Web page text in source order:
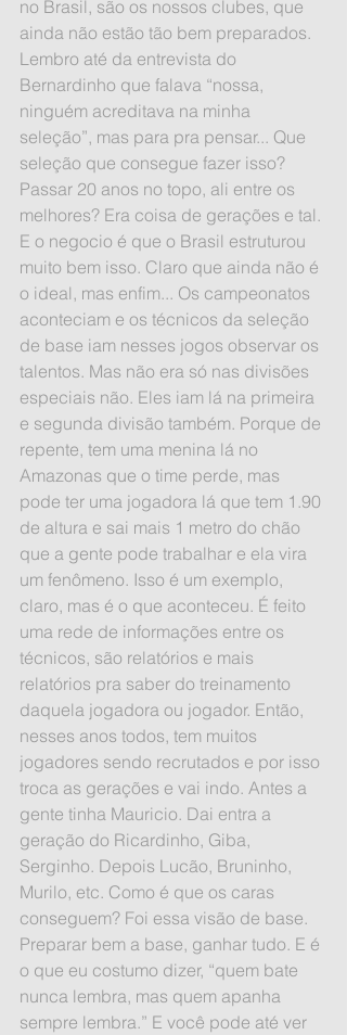
no Brasil, são os nossos clubes, que
ainda não estão tão bem preparados.
Lembro até da entrevista do
Bernardinho que falava “nossa,
ninguém acreditava na minha
seleção”, mas para pra pensar... Que
seleção que consegue fazer isso?
Passar 20 anos no topo, ali entre os
melhores? Era coisa de gerações e tal.
E o negocio é que o Brasil estruturou
muito bem isso. Claro que ainda não é
o ideal, mas enfim... Os campeonatos
aconteciam e os técnicos da seleção
de base iam nesses jogos observar os
talentos. Mas não era só nas divisões
especiais não. Eles iam lá na primeira
e segunda divisão também. Porque de
repente, tem uma menina lá no
Amazonas que o time perde, mas
pode ter uma jogadora lá que tem 1.90
de altura e sai mais 1 metro do chão
que a gente pode trabalhar e ela vira
um fenômeno. Isso é um exemplo,
claro, mas é o que aconteceu. É feito
uma rede de informações entre os
técnicos, são relatórios e mais
relatórios pra saber do treinamento
daquela jogadora ou jogador. Então,
nesses anos todos, tem muitos
jogadores sendo recrutados e por isso
troca as gerações e vai indo. Antes a
gente tinha Mauricio. Dai entra a
geração do Ricardinho, Giba,
Serginho. Depois Lucão, Bruninho,
Murilo, etc. Como é que os caras
conseguem? Foi essa visão de base.
Preparar bem a base, ganhar tudo. E é
o que eu costumo dizer, “quem bate
nunca lembra, mas quem apanha
sempre lembra.” E você pode até ver